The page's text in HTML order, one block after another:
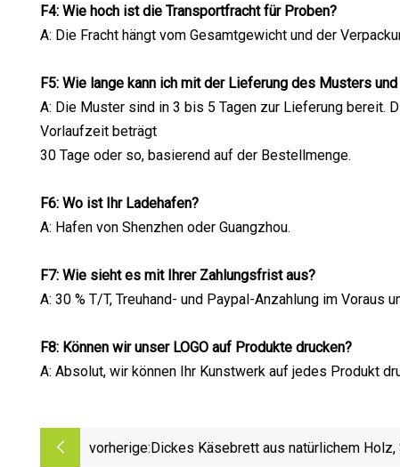
F4: Wie hoch ist die Transportfracht für Proben?
A: Die Fracht hängt vom Gesamtgewicht und der
F5: Wie lange kann ich mit der Lieferung des Musters
A: Die Muster sind in 3 bis 5 Tagen zur Lieferung bereit.
Vorlaufzeit beträgt
30 Tage oder so, basierend auf der Bestellmenge.
F6: Wo ist Ihr Ladehafen?
A: Hafen von Shenzhen oder Guangzhou.
F7: Wie sieht es mit Ihrer Zahlungsfrist aus?
A: 30 % T/T, Treuhand- und Paypal-Anzahlung im
F8: Können wir unser LOGO auf Produkte drucken?
A: Absolut, wir können Ihr Kunstwerk auf jedes Produkt
vorherige:Dickes Käsebrett aus natürlichem Holz,